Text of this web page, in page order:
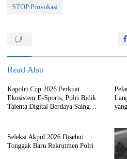
STOP Provokasi
Read Also
Kapolri Cup 2026 Perkuat
Ekosistem E-Sports, Polri Bidik
Talenta Digital Berdaya Saing
Seleksi Akpol 2026 Disebut
Tonggak Baru Rekrutmen Polri